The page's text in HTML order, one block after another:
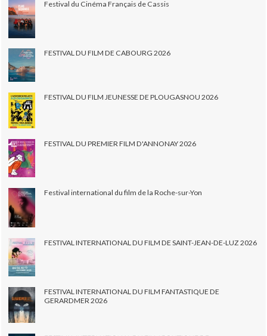
Festival du Cinéma Français de Cassis
FESTIVAL DU FILM DE CABOURG 2026
FESTIVAL DU FILM JEUNESSE DE PLOUGASNOU 2026
FESTIVAL DU PREMIER FILM D'ANNONAY 2026
Festival international du film de la Roche-sur-Yon
FESTIVAL INTERNATIONAL DU FILM DE SAINT-JEAN-DE-LUZ 2026
FESTIVAL INTERNATIONAL DU FILM FANTASTIQUE DE
GERARDMER 2026